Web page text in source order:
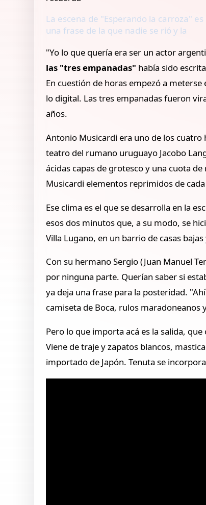
La escena de "Esperando la carroza"
una frase de la que nadie se rió y la
"Yo lo que quería era ser un actor
las "tres empanadas" había sido
En cuestión de horas empezó a
lo digital. Las tres empanadas fueron
años.
Antonio Musicardi era uno de los
teatro del rumano uruguayo Jacobo
ácidas capas de grotesco y una cuota
Musicardi elementos reprimidos de
Ese clima es el que se desarrolla en la
esos dos minutos que, a su modo, se
Villa Lugano, en un barrio de casas
Con su hermano Sergio (Juan Manuel
por ninguna parte. Querían saber si
ya deja una frase para la posteridad.
camiseta de Boca, rulos maradoneanos
Pero lo que importa acá es la salida,
Viene de traje y zapatos blancos,
importado de Japón. Tenuta se